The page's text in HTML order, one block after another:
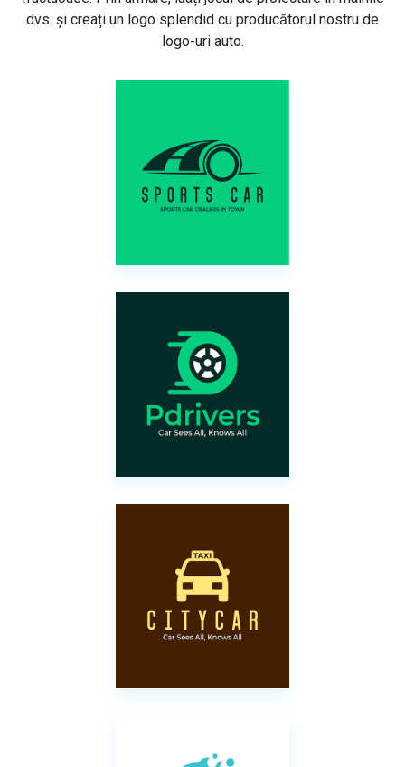
dvs. și creați un logo splendid cu producătorul nostru de
logo-uri auto.